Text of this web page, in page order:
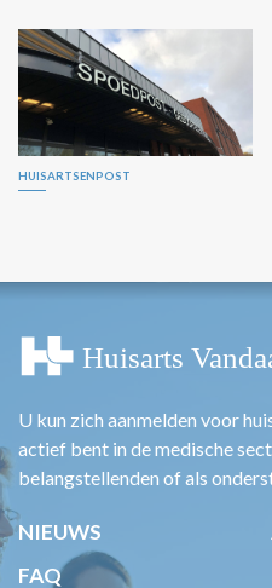
HUISARTSENPOST
U kun zich aanmelden voor
actief bent in de medische
belangstellenden of als
NIEUWS
FAQ